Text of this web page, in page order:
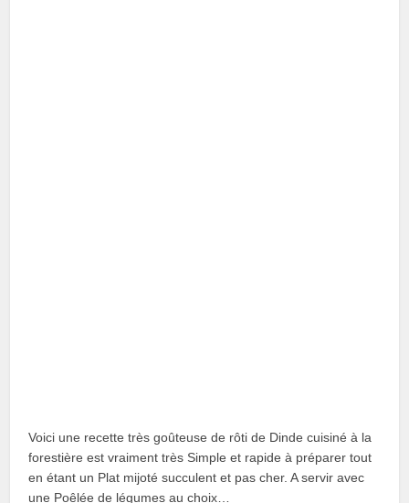
Voici une recette très goûteuse de rôti de Dinde cuisiné à la
forestière est vraiment très Simple et rapide à préparer tout
en étant un Plat mijoté succulent et pas cher. A servir avec
une Poêlée de légumes au choix…